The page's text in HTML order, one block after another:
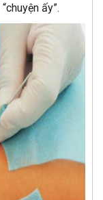
ấy”.